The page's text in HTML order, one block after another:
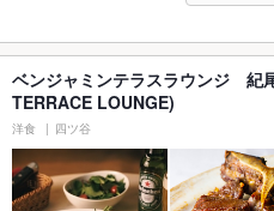
ベンジャミンテラスラウンジ 紀
TERRACE LOUNGE)
洋食 四ツ谷